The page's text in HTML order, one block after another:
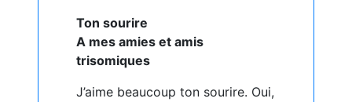
Ton sourire
A mes amies et amis
trisomiques
J’aime beaucoup ton sourire. Oui,